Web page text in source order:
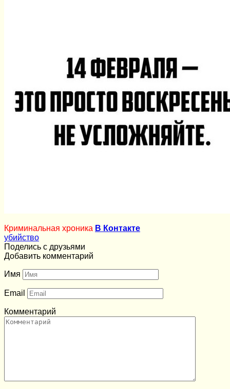
Криминальная хроника В Контакте
убийство
Поделись с друзьями
Добавить комментарий
Имя
Email
Комментарий